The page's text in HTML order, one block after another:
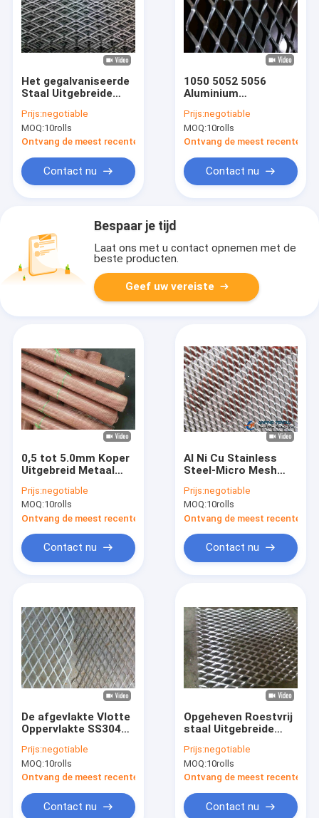
Het gegalvaniseerde
Staal Uitgebreide
Metaalmesh firm
structure low carbon
Prijs:negotiable
MOQ:10rolls
Ontvang de meest recente Prijs
Contact nu
1050 5052 5056
Aluminium
Mesh For Decorative
Prijs:negotiable
MOQ:10rolls
Ontvang de meest recente
Contact nu
Bespaar je tijd
Laat ons met u contact opnemen met de
beste producten.
Geef uw vereiste
0,5 tot 5.0mm Koper
Uitgebreid Metaal
Prijs:negotiable
MOQ:10rolls
Ontvang de meest recente Prijs
Contact nu
Al Ni Cu Stainless
Steel-Micro Mesh
1.0mm
Prijs:negotiable
MOQ:10rolls
Ontvang de meest recente
Contact nu
De afgevlakte Vlotte
Oppervlakte SS304
Diamond Hole
Expanded Metal
Mesh
Prijs:negotiable
MOQ:10rolls
Ontvang de meest recente Prijs
Contact nu
Opgeheven Roestvrij
staal Uitgebreide
Weerstand 0,5 tot
8mm
Prijs:negotiable
MOQ:10rolls
Ontvang de meest recente
Contact nu